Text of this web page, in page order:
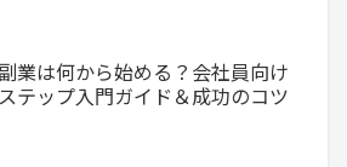
副業は何から始める？会社員向け
ステップ入門ガイド＆成功のコツ